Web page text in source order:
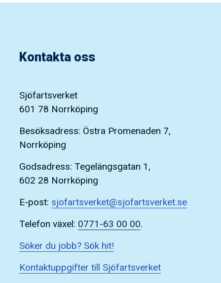
Kontakta oss
Sjöfartsverket
601 78 Norrköping
Besöksadress: Östra Promenaden 7,
Norrköping
Godsadress: Tegelängsgatan 1,
602 28 Norrköping
E-post: sjofartsverket@sjofartsverket.se
Telefon växel: 0771-63 00 00.
Söker du jobb? Sök hit!
Kontaktuppgifter till Sjöfartsverket